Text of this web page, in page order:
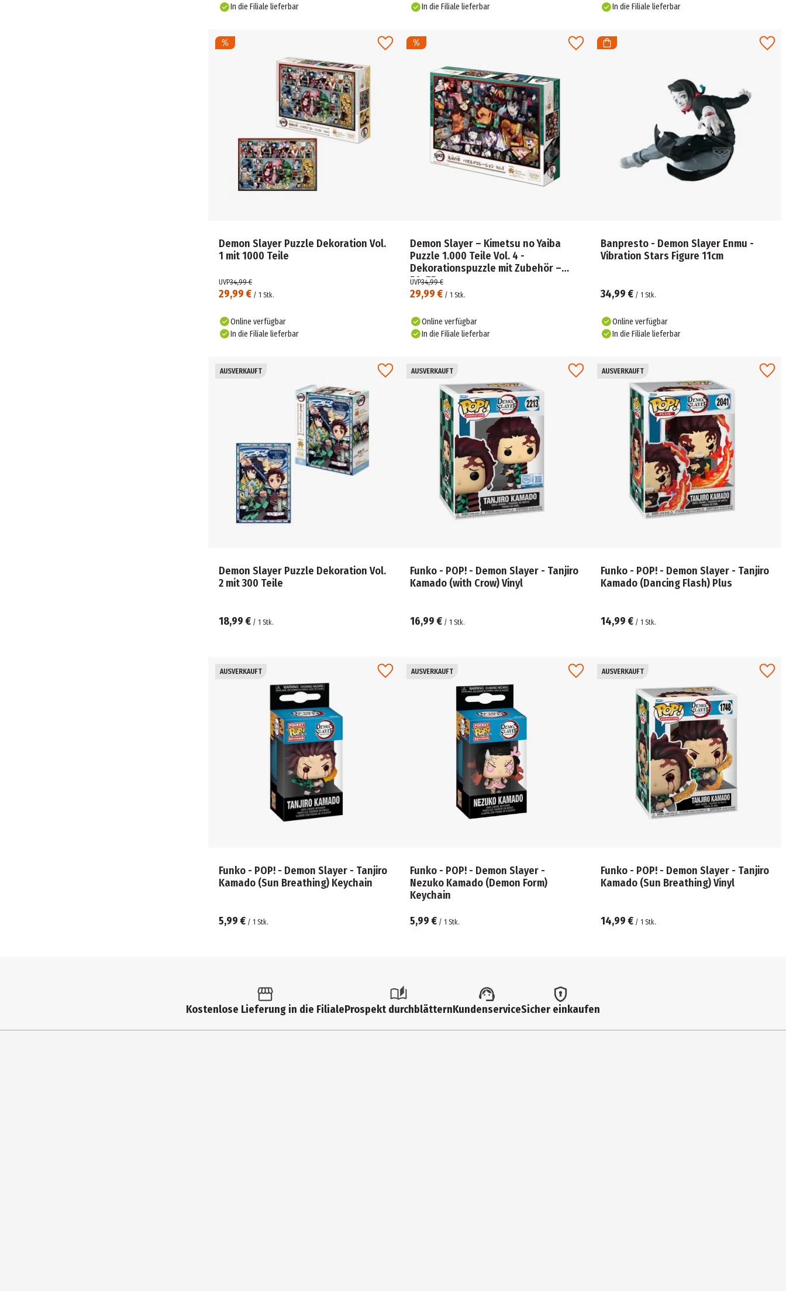
In die Filiale lieferbar
In die Filiale lieferbar
In die Filiale lieferbar
Demon Slayer Puzzle Dekoration Vol.
1 mit 1000 Teile
29,99 € / 1 Stk.
UVP34,99 €
Online verfügbar
In die Filiale lieferbar
Demon Slayer – Kimetsu no Yaiba
Puzzle 1.000 Teile Vol. 4 -
Dekorationspuzzle mit Zubehör –
50×75 cm
29,99 €/ 1 Stk.
UVP34,99 €
Online verfügbar
In die Filiale lieferbar
Banpresto - Demon Slayer Enmu -
Vibration Stars Figure 11cm
34,99 € / 1 Stk.
Online verfügbar
In die Filiale lieferbar
AUSVERKAUFT
Demon Slayer Puzzle Dekoration Vol.
2 mit 300 Teile
18,99 € / 1 Stk.
AUSVERKAUFT
Funko - POP! - Demon Slayer - Tanjiro
Kamado (with Crow) Vinyl
16,99 €/ 1 Stk.
AUSVERKAUFT
Funko - POP! - Demon Slayer - Tanjiro
Kamado (Dancing Flash) Plus
14,99 € / 1 Stk.
AUSVERKAUFT
Funko - POP! - Demon Slayer - Tanjiro
Kamado (Sun Breathing) Keychain
5,99 € / 1 Stk.
AUSVERKAUFT
Funko - POP! - Demon Slayer -
Nezuko Kamado (Demon Form)
Keychain
5,99 €/ 1 Stk.
AUSVERKAUFT
Funko - POP! - Demon Slayer - Tanjiro
Kamado (Sun Breathing) Vinyl
14,99 € / 1 Stk.
Kostenlose Lieferung in die FilialeProspekt durchblätternKundenserviceSicher einkaufen